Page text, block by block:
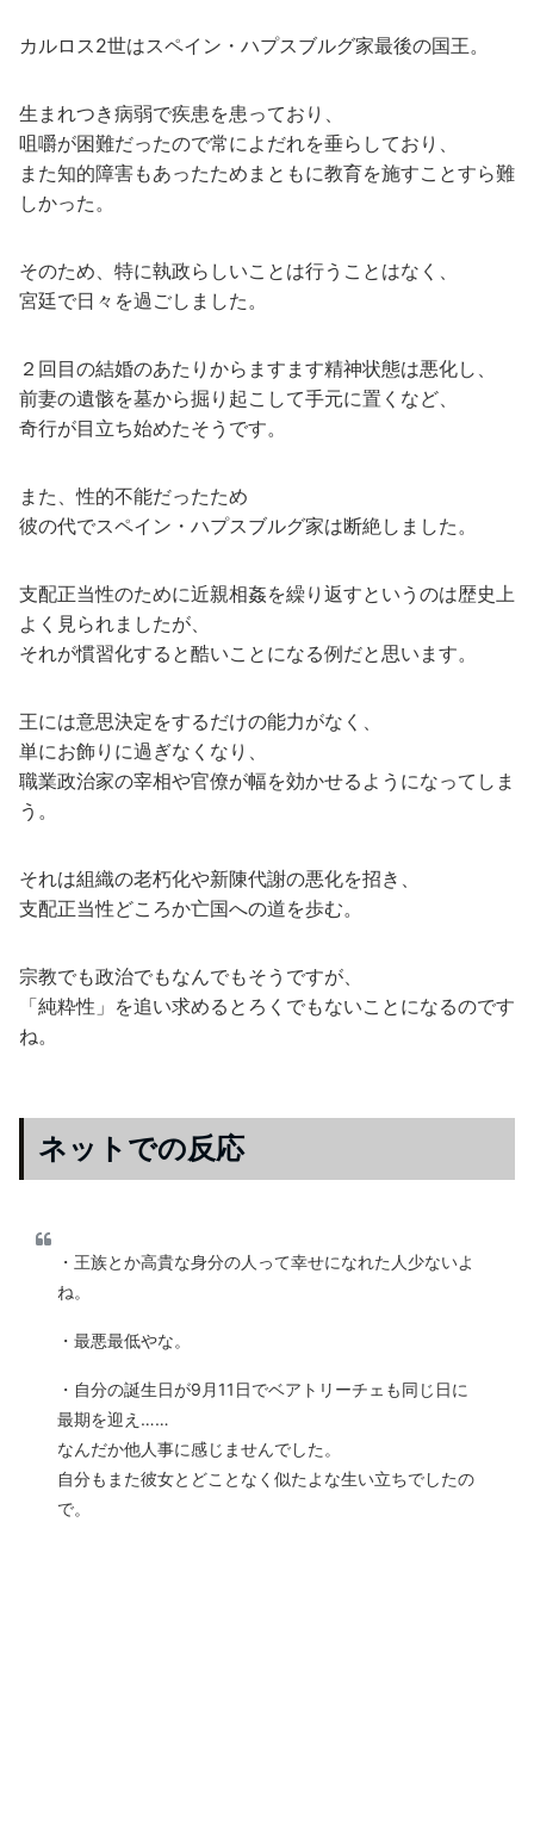
カルロス2世はスペイン・ハプスブルグ家最後の国王。
生まれつき病弱で疾患を患っており、
咀嚼が困難だったので常によだれを垂らしており、
また知的障害もあったためまともに教育を施すことすら難
しかった。
そのため、特に執政らしいことは行うことはなく、
宮廷で日々を過ごしました。
２回目の結婚のあたりからますます精神状態は悪化し、
前妻の遺骸を墓から掘り起こして手元に置くなど、
奇行が目立ち始めたそうです。
また、性的不能だったため
彼の代でスペイン・ハプスブルグ家は断絶しました。
支配正当性のために近親相姦を繰り返すというのは歴史上
よく見られましたが、
それが慣習化すると酷いことになる例だと思います。
王には意思決定をするだけの能力がなく、
単にお飾りに過ぎなくなり、
職業政治家の宰相や官僚が幅を効かせるようになってしま
う。
それは組織の老朽化や新陳代謝の悪化を招き、
支配正当性どころか亡国への道を歩む。
宗教でも政治でもなんでもそうですが、
「純粋性」を追い求めるとろくでもないことになるのです
ね。
ネットでの反応
・王族とか高貴な身分の人って幸せになれた人少ないよ
ね。
・最悪最低やな。
・自分の誕生日が9月11日でベアトリーチェも同じ日に
最期を迎え……
なんだか他人事に感じませんでした。
自分もまた彼女とどことなく似たよな生い立ちでしたの
で。